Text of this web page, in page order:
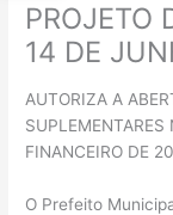
PROJETO
14 DE
AUTORIZA A
SUPLEMENTARES
FINANCEIRO DE
O Prefeito